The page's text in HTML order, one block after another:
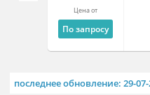
Похожие товары